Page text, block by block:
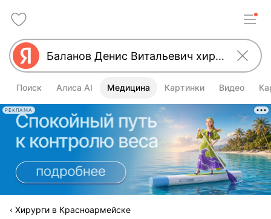
Поиск Алиса AI Медицина Картинки Видео
РЕКЛАМА
Хирурги в Красноармейске